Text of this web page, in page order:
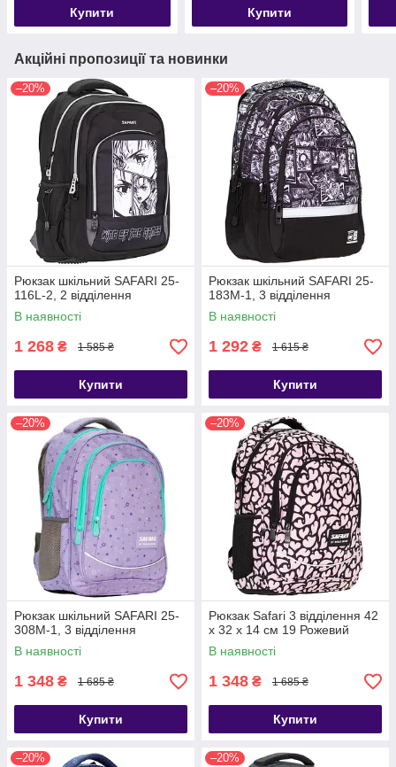
Купити Купити
Акційні пропозиції та новинки
–20%
Рюкзак шкільний SAFARI 25-
116L-2, 2 відділення
В наявності
1 268 ₴ 1 585 ₴
Купити
–20%
Рюкзак шкільний SAFARI 25-
183M-1, 3 відділення
В наявності
1 292 ₴ 1 615 ₴
Купити
–20%
Рюкзак шкільний SAFARI 25-
308M-1, 3 відділення
В наявності
1 348 ₴ 1 685 ₴
Купити
–20%
Рюкзак Safari 3 відділення 42
x 32 x 14 см 19 Рожевий
В наявності
1 348 ₴ 1 685 ₴
Купити
–20% –20%